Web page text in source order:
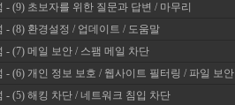
- (9) 초보자를 위한 질문과 답변 / 마무리
- (8) 환경설정 / 업데이트 / 도움말
- (7) 메일 보안 / 스팸 메일 차단
- (6) 개인 정보 보호 / 웹사이트 필터링 / 파일 보안
- (5) 해킹 차단 / 네트워크 침입 차단